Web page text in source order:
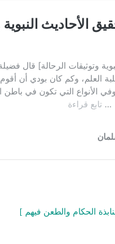
الحكام والطعن فيهم ]